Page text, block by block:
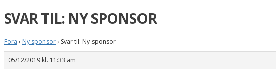
SVAR TIL: NY SPONSOR
Fora › Ny sponsor› Svar til: Ny sponsor
05/12/2019 kl. 11:33 am